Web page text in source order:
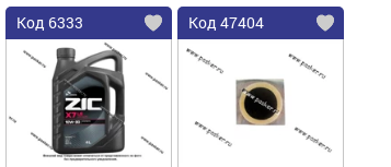
Код 6333 Код 47404